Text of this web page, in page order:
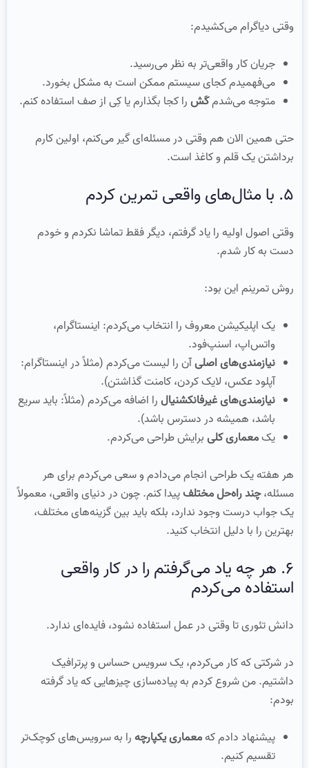
وقتی دیاگرام می‌کشیدم:
جریان کار واقعی‌تر به نظر می‌رسید.
می‌فهمیدم کجای سیستم ممکن است به مشکل بخورد.
متوجه می‌شدمکَشرا کجا بگذارم یا کِی از صف استفاده کنم.
حتی همین الان هم وقتی در مسئله‌ای گیر می‌کنم، اولین کارم
برداشتن یک قلم و کاغذ است.
۵. با مثال‌های واقعی تمرین کردم
وقتی اصول اولیه را یاد گرفتم، دیگر فقط تماشا نکردم و خودم
دست به کار شدم.
روش تمرینم این بود:
یک اپلیکیشن معروف را انتخاب می‌کردم: اینستاگرام،
واتس‌اپ، اسنپ‌فود.
نیازمندی‌های اصلیآن را لیست می‌کردم (مثلاً در اینستاگرام:
آپلود عکس، لایک کردن، کامنت گذاشتن).
نیازمندی‌های غیرفانکشنیالرا اضافه می‌کردم (مثلاً: باید سریع
باشد، همیشه در دسترس باشد).
یکمعماری کلیبرایش طراحی می‌کردم.
هر هفته یک طراحی انجام می‌دادم و سعی می‌کردم برای هر
مسئله،چند راه‌حل مختلفپیدا کنم. چون در دنیای واقعی، معمولاً
یک جواب درست وجود ندارد، بلکه باید بین گزینه‌های مختلف،
بهترین را با دلیل انتخاب کنید.
۶. هر چه یاد می‌گرفتم را در کار واقعی
استفاده می‌کردم
دانش تئوری تا وقتی در عمل استفاده نشود، فایده‌ای ندارد.
در شرکتی که کار می‌کردم، یک سرویس حساس و پرترافیک
داشتیم. من شروع کردم به پیاده‌سازی چیزهایی که یاد گرفته
بودم:
پیشنهاد دادم کهمعماری یکپارچهرا به سرویس‌های کوچک‌تر
تقسیم کنیم.